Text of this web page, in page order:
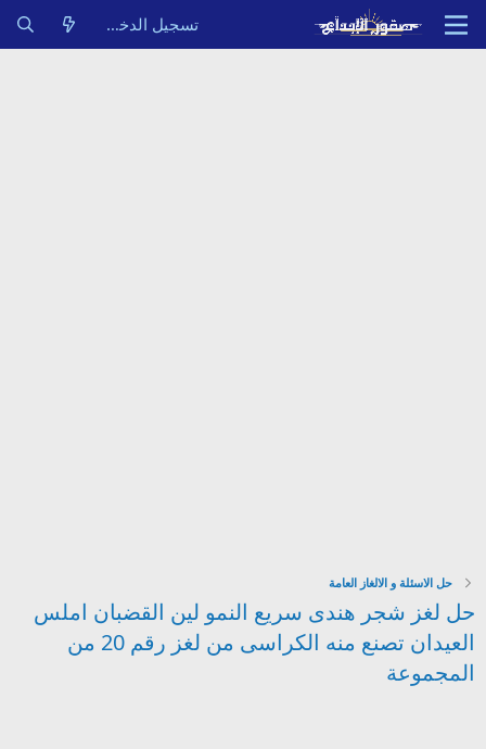
تسجيل الدخول
حل الاسئلة و الالغاز العامة
حل لغز شجر هندى سريع النمو لين القضبان املس
العيدان تصنع منه الكراسى من لغز رقم 20 من
المجموعة